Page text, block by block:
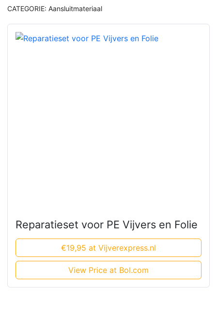
CATEGORIE: Aansluitmateriaal
Reparatieset voor PE Vijvers en Folie
€19,95 at Vijverexpress.nl
View Price at Bol.com